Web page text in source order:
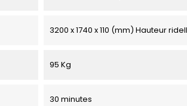
3200 x 1740 x 110 (mm) Hauteur
95 Kg
30 minutes